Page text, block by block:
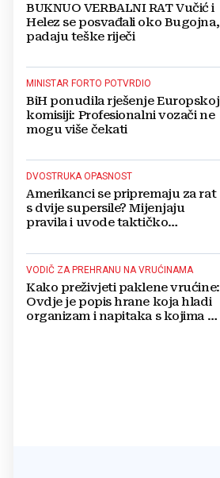
BUKNUO VERBALNI RAT Vučić i
Helez se posvađali oko Bugojna,
padaju teške riječi
MINISTAR FORTO POTVRDIO
BiH ponudila rješenje Europskoj
komisiji: Profesionalni vozači ne
mogu više čekati
DVOSTRUKA OPASNOST
Amerikanci se pripremaju za rat
s dvije supersile? Mijenjaju
pravila i uvode taktičko
VODIČ ZA PREHRANU NA VRUĆINAMA
Kako preživjeti paklene vrućine:
Ovdje je popis hrane koja hladi
organizam i napitaka s kojima si